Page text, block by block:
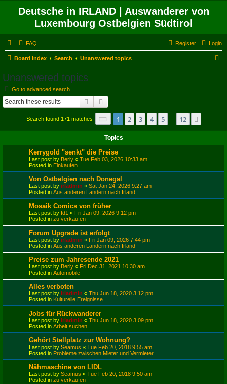
Deutsche in IRLAND | Auswanderer von
Luxembourg Ostbelgien Südtirol
FAQ Login
Register
Board index Search Unanswered topics
Unanswered topics
Go to advanced search
Search
Search found 171 matches Page 1of 12
1 2 3 4 5 12
Topics
Kerrygold "senkt" die Preise
Last post by Berly « Tue Feb 03, 2026 10:33 am
Posted in Einkaufen
Von Ostbelgien nach Donegal
Last post by irladmin « Sat Jan 24, 2026 9:27 am
Posted in Aus anderen Ländern nach Irland
Mosaik Comics von früher
Last post by fd1 « Fri Jan 09, 2026 9:12 pm
Posted in zu verkaufen
Forum Upgrade ist erfolgt
Last post by irladmin « Fri Jan 09, 2026 7:44 pm
Posted in Aus anderen Ländern nach Irland
Preise zum Jahresende 2021
Last post by Berly « Fri Dec 31, 2021 10:30 am
Posted in Automobile
Alles verboten
Last post by irladmin « Thu Jun 18, 2020 3:12 pm
Posted in Kulturelle Ereignisse
Jobs für Rückwanderer
Last post by irladmin « Thu Jun 18, 2020 3:09 pm
Posted in Arbeit suchen
Gehört Stellplatz zur Wohnung?
Last post by Seamus « Tue Feb 20, 2018 9:55 am
Posted in Probleme zwischen Mieter und Vermieter
Nähmaschine von LIDL
Last post by Seamus « Tue Feb 20, 2018 9:50 am
Posted in zu verkaufen